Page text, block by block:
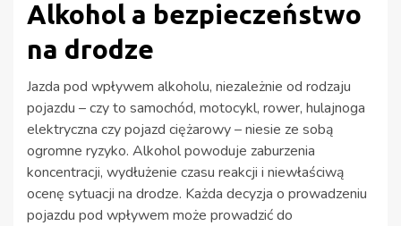
Alkohol a bezpieczeństwo
na drodze
Jazda pod wpływem alkoholu, niezależnie od rodzaju
pojazdu – czy to samochód, motocykl, rower, hulajnoga
elektryczna czy pojazd ciężarowy – niesie ze sobą
ogromne ryzyko. Alkohol powoduje zaburzenia
koncentracji, wydłużenie czasu reakcji i niewłaściwą
ocenę sytuacji na drodze. Każda decyzja o prowadzeniu
pojazdu pod wpływem może prowadzić do